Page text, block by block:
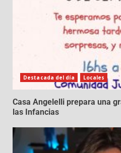
Destacada del día Locales
Casa Angelelli prepara una
las Infancias